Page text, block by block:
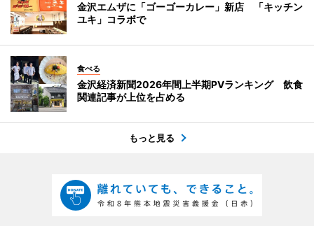
金沢エムザに「ゴーゴーカレー」新店 「キッチン
ユキ」コラボで
食べる
金沢経済新聞2026年間上半期PVランキング 飲食
関連記事が上位を占める
もっと見る